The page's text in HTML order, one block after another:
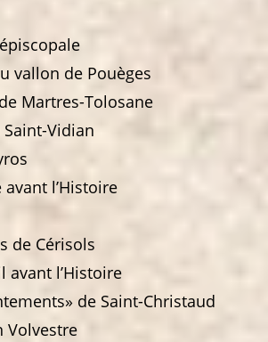
vallon de Pouèges
Martres-Tolosane
Vidian
avant l’Histoire
de Cérisols
avant l’Histoire
de Saint-Christaud
Volvestre